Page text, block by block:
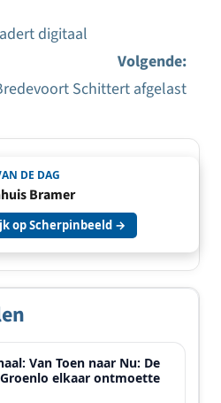
digitaal
Volgende:
Schittert afgelast
DE DAG
Bramer
op Scherpinbeeld →
Van Toen naar Nu: De
elkaar ontmoette